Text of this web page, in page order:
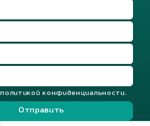
политикой конфиденциальности.
Отправить